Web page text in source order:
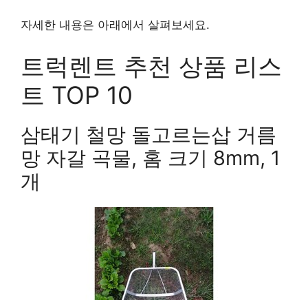
자세한 내용은 아래에서 살펴보세요.
트럭렌트 추천 상품 리스
트 TOP 10
삼태기 철망 돌고르는삽 거름
망 자갈 곡물, 홈 크기 8mm, 1
개